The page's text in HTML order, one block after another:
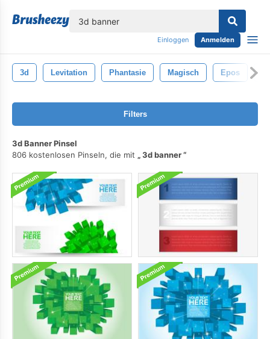
Einloggen Anmelden
3d Levitation Phantasie Magisch Epos
Filters
3d Banner Pinsel
806 kostenlosen Pinseln, die mit
3d banner